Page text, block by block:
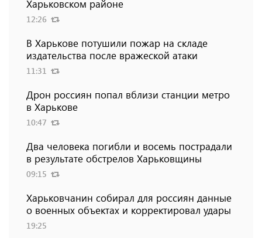
Харьковском районе
12:26
В Харькове потушили пожар на складе
издательства после вражеской атаки
11:31
Дрон россиян попал вблизи станции метро
в Харькове
10:47
Два человека погибли и восемь пострадали
в результате обстрелов Харьковщины
09:15
Харьковчанин собирал для россиян данные
о военных объектах и ​​корректировал удары
19:25